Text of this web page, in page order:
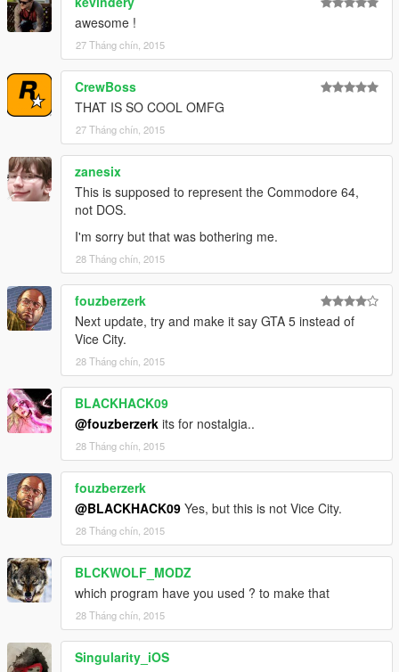
awesome !
27 Tháng chín, 2015
CrewBoss
THAT IS SO COOL OMFG
27 Tháng chín, 2015
zanesix
This is supposed to represent the Commodore 64,
not DOS.
I'm sorry but that was bothering me.
28 Tháng chín, 2015
fouzberzerk
Next update, try and make it say GTA 5 instead of
Vice City.
28 Tháng chín, 2015
BLACKHACK09
@fouzberzerk its for nostalgia..
28 Tháng chín, 2015
fouzberzerk
@BLACKHACK09 Yes, but this is not Vice City.
28 Tháng chín, 2015
BLCKWOLF_MODZ
which program have you used ? to make that
28 Tháng chín, 2015
Singularity_iOS